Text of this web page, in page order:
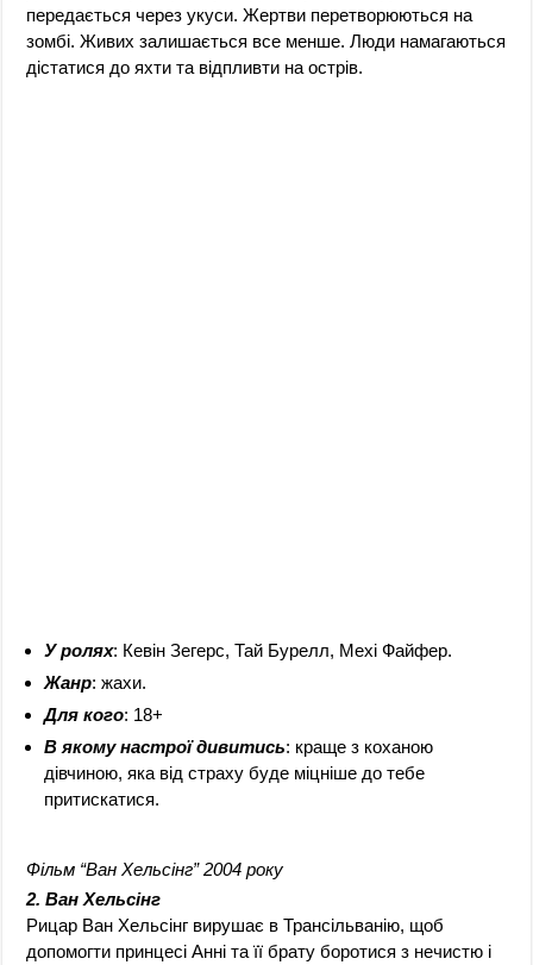
передається через укуси. Жертви перетворюються на
зомбі. Живих залишається все менше. Люди намагаються
дістатися до яхти та відпливти на острів.
У ролях: Кевін Зегерс, Тай Бурелл, Мехі Файфер.
Жанр: жахи.
Для кого: 18+
В якому настрої дивитись: краще з коханою
дівчиною, яка від страху буде міцніше до тебе
притискатися.
Фільм “Ван Хельсінг” 2004 року
2. Ван Хельсінг
Рицар Ван Хельсінг вирушає в Трансільванію, щоб
допомогти принцесі Анні та її брату боротися з нечистю і